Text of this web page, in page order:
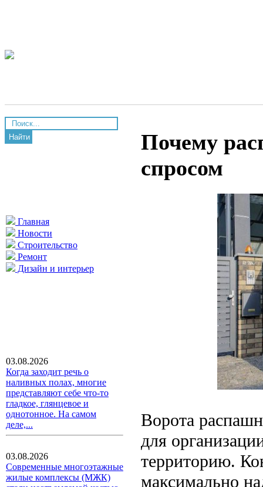
Найти
Главная
Новости
Строительство
Ремонт
Дизайн и интерьер
03.08.2026
Когда заходит речь о
наливных полах, многие
представляют себе что-то
гладкое, глянцевое и
однотонное. На самом
деле,...
03.08.2026
Современные многоэтажные
жилые комплексы (МЖК)
Почему
спросом
Ворота
для
территорию.
максимально